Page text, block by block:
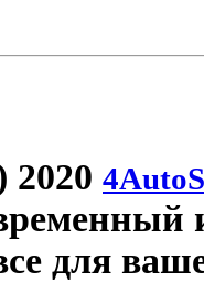
2020
для